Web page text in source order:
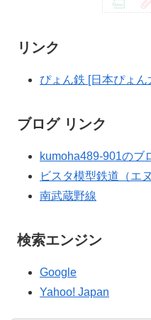
リンク
ぴょん鉄 [日本ぴょん
ブログ リンク
kumoha489-901のブ
ビスタ模型鉄道（エ
南武蔵野線
検索エンジン
Google
Yahoo! Japan